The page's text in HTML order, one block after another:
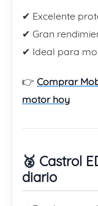
✔ Excelente
✔ Gran
✔ Ideal para
👉 Comprar
motor hoy
🥈 Castrol
diario